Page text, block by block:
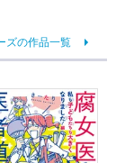
ズの作品一覧